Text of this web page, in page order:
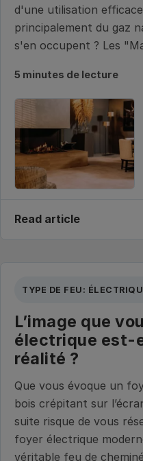
d'une utilisation
principalement du gaz
s'en occupent ? Les
5 minutes de lecture
Read article
TYPE DE FEU:
L’image que
électrique est-
réalité ?
Que vous évoque un
bois crépitant sur
suite risque de vous
foyer électrique
véritable feu de